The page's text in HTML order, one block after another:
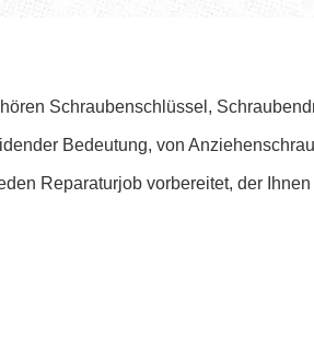
Schraubenschlüssel,
Bedeutung, von
Reparaturjob vorbereitet, der